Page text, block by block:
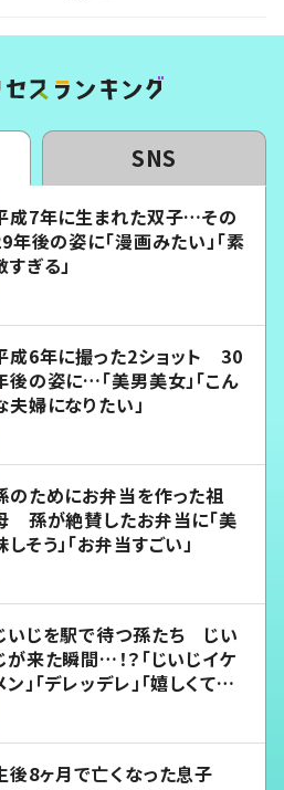
SNS
成7年に生まれた双子…その
年後の姿に「漫画みたい」「素
すぎる」
成6年に撮った2ショット 30
後の姿に…「美男美女」「こん
夫婦になりたい」
のためにお弁当を作った祖
孫が絶賛したお弁当に「美
しそう」「お弁当すごい」
いじを駅で待つ孫たち じい
が来た瞬間…！？「じいじイケ
ン」「デレッデレ」「嬉しくて可
後8ヶ月で亡くなった息子